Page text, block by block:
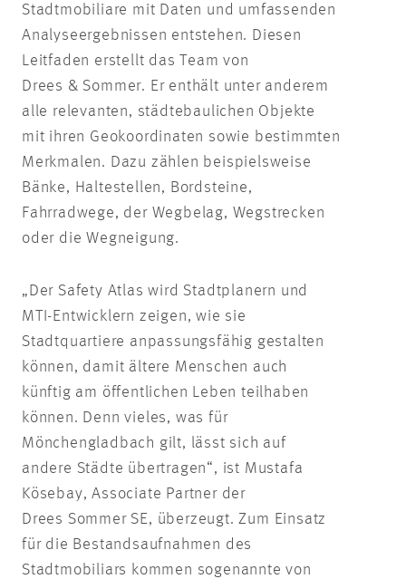
Stadtmobiliare mit Daten und umfassenden
Analyseergebnissen entstehen. Diesen
Leitfaden erstellt das Team von
Drees & Sommer. Er enthält unter anderem
alle relevanten, städtebaulichen Objekte
mit ihren Geokoordinaten sowie bestimmten
Merkmalen. Dazu zählen beispielsweise
Bänke, Haltestellen, Bordsteine,
Fahrradwege, der Wegbelag, Wegstrecken
oder die Wegneigung.
„Der Safety Atlas wird Stadtplanern und
MTI-Entwicklern zeigen, wie sie
Stadtquartiere anpassungsfähig gestalten
können, damit ältere Menschen auch
künftig am öffentlichen Leben teilhaben
können. Denn vieles, was für
Mönchengladbach gilt, lässt sich auf
andere Städte übertragen“, ist Mustafa
Kösebay, Associate Partner der
Drees Sommer SE, überzeugt. Zum Einsatz
für die Bestandsaufnahmen des
Stadtmobiliars kommen sogenannte von